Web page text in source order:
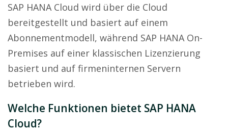
SAP HANA Cloud wird über die Cloud
bereitgestellt und basiert auf einem
Abonnementmodell, während SAP HANA On-
Premises auf einer klassischen Lizenzierung
basiert und auf firmeninternen Servern
betrieben wird.
Welche Funktionen bietet SAP HANA
Cloud?